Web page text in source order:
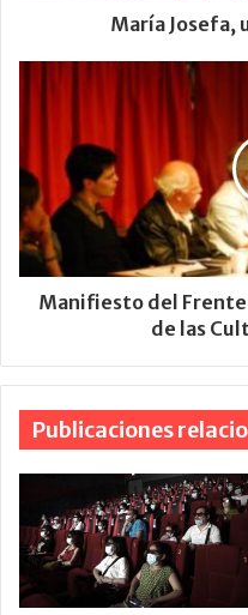
María Josefa,
Manifiesto del
de las
Publicaciones